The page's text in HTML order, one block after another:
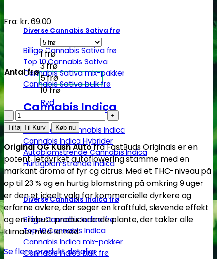
Diverse Cannabis Sativa frø
Billige Cannabis Sativa frø
Top 10 Cannabis Sativa
Cannabis Sativa mix-pakker
Cannabis Sativa bulk frø
Cannabis Indica
Feminiseret Cannabis Indica
Cannabis Indica Hybrider
Autoblomstrende Cannabis Indica
Hurtigblomstrende Indica
Diverse Cannabis Indica frø
Billige Cannabis Indica frø
Top 10 Cannabis Indica
Cannabis Indica mix-pakker
Cannabis Indica bulk frø
Fra: kr. 69.00
Antal frø
1 frø
3 frø
5 frø
10 frø
Ryd
Original
OG
Kush
|
Autoblomstrende
cannabisfrø
-
Fastbuds
antal
Tilføj Til Kurv Køb nu
Original OG Kush Autofra FastBuds Originals er en
potent, letdyrket autoflowering stamme med en
markant aroma af fyr og citrus. Med et THC-niveau på
op til 23 % og en hurtig blomstring på omkring 9 uger
er den et ideelt valg for kommercielle dyrkere og
erfarne avlere, der søger en kraftfuld, sløvende effekt
og en robust producerende plante, der takler alle
klimaer med lethed.
Se flere produkt detaljer